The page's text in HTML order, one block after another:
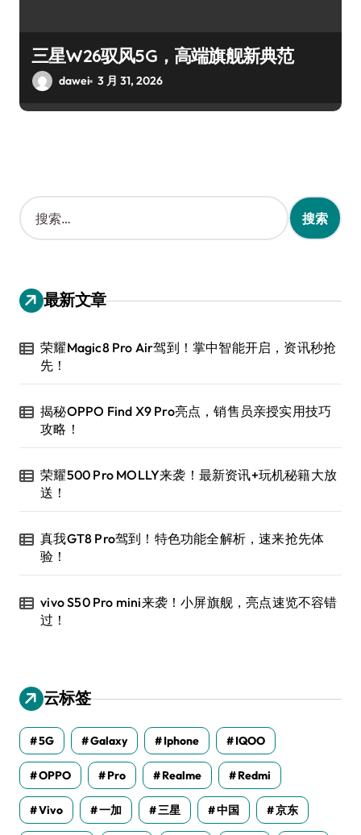
三星W26驭风5G，高端旗舰新典范
dawei 3 月 31, 2026
搜
索
：
最新文章
荣耀Magic8 Pro Air驾到！掌中智能开启，资讯秒抢
先！
揭秘OPPO Find X9 Pro亮点，销售员亲授实用技巧
攻略！
荣耀500 Pro MOLLY来袭！最新资讯+玩机秘籍大放
送！
真我GT8 Pro驾到！特色功能全解析，速来抢先体
验！
vivo S50 Pro mini来袭！小屏旗舰，亮点速览不容错
过！
云标签
5G Galaxy Iphone IQOO
OPPO Pro Realme Redmi
Vivo 一加 三星 中国 京东